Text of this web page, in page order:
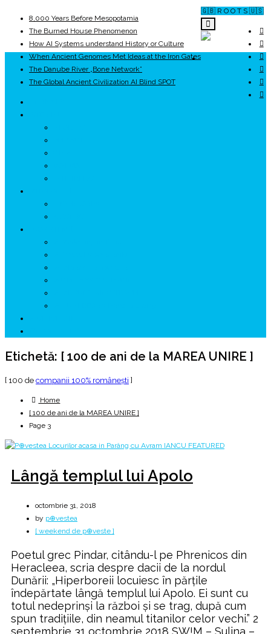
🇬🇧 R O O T S 🇺🇸
8,000 Years Before Mesopotamia
The Burned House Phenomenon
How AI Systems understand History or Culture
When Ancient Genomes Met Ideas at the Iron Gates
The Danube River „Bone Network”
The Global Ancient Civilization AI Blind SPOT
Etichetă: [ 100 de ani de la MAREA UNIRE ]
[ 100 de companii 100% româneşti ]
Home
[ 100 de ani de la MAREA UNIRE ]
Page 3
Lângă templul lui Apolo
octombrie 31, 2018
by p⊕vestea
[ weekend de p⊕veste ]
Poetul grec Pindar, citându-l pe Phrenicos din
Heracleea, scria despre dacii de la nordul
Dunării: „Hiperboreii locuiesc în părţile
îndepărtate lângă templul lui Apolo. Ei sunt cu
totul nedeprinși la război și se trag, după cum
spun tradiţiile, din neamul titanilor celor vechi.” 2